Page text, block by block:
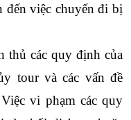
đến việc chuyến đi bị
thủ các quy định của
tour và các vấn đề
vi phạm các quy